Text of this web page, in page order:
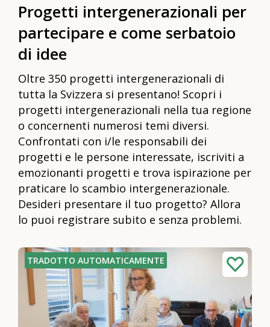
Progetti intergenerazionali per
partecipare e come serbatoio
di idee
Oltre 350 progetti intergenerazionali di
tutta la Svizzera si presentano! Scopri i
progetti intergenerazionali nella tua regione
o concernenti numerosi temi diversi.
Confrontati con i/le responsabili dei
progetti e le persone interessate, iscriviti a
emozionanti progetti e trova ispirazione per
praticare lo scambio intergenerazionale.
Desideri presentare il tuo progetto? Allora
lo puoi registrare subito e senza problemi.
TRADOTTO AUTOMATICAMENTE